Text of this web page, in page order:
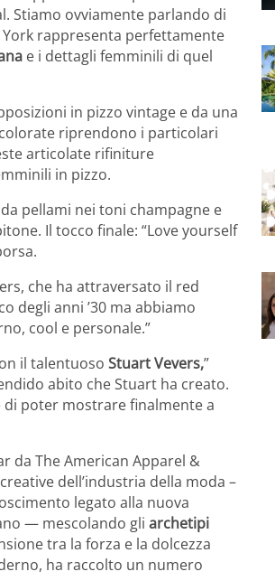
Stiamo ovviamente parlando di
York rappresenta perfettamente
e i dettagli femminili di quel
in pizzo vintage e da una
riprendono i particolari
articolate rifiniture
in pizzo.
pellami nei toni champagne e
Il tocco finale: “Love yourself
che ha attraversato il red
degli anni ’30 ma abbiamo
cool e personale.”
il talentuoso Stuart Vevers,”
abito che Stuart ha creato.
di poter mostrare finalmente a
da The American Apparel &
dell’industria della moda –
legato alla nuova
— mescolando gli archetipi
tra la forza e la dolcezza
ha raccolto un numero